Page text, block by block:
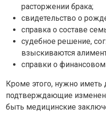
расторжении брака;
свидетельство о
справка о составе
судебное решение,
взыскиваются
справки о финансовом
Кроме этого, нужно иметь
подтверждающие
быть медицинские